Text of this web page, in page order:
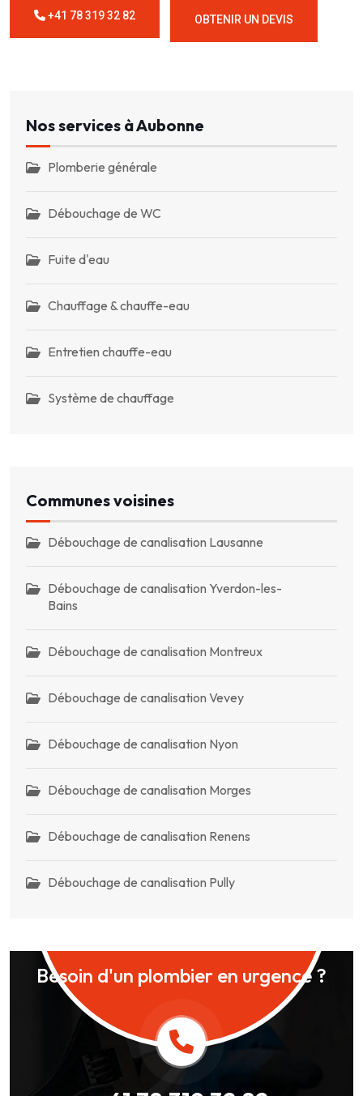
+41 78 319 32 82 OBTENIR UN DEVIS
Nos services à Aubonne
Plomberie générale
Débouchage de WC
Fuite d'eau
Chauffage & chauffe-eau
Entretien chauffe-eau
Système de chauffage
Communes voisines
Débouchage de canalisation Lausanne
Débouchage de canalisation Yverdon-les-
Bains
Débouchage de canalisation Montreux
Débouchage de canalisation Vevey
Débouchage de canalisation Nyon
Débouchage de canalisation Morges
Débouchage de canalisation Renens
Débouchage de canalisation Pully
Besoin d'un plombier en urgence ?